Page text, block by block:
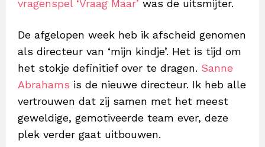
vragenspel ‘Vraag Maar’ was de uitsmijter.
De afgelopen week heb ik afscheid genomen
als directeur van ‘mijn kindje’. Het is tijd om
het stokje definitief over te dragen. Sanne
Abrahams is de nieuwe directeur. Ik heb alle
vertrouwen dat zij samen met het meest
geweldige, gemotiveerde team ever, deze
plek verder gaat uitbouwen.